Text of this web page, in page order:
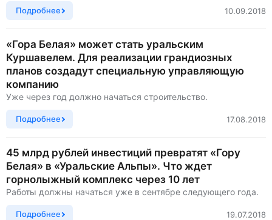
Подробнее 10.09.2018
«Гора Белая» может стать уральским
Куршавелем. Для реализации грандиозных
планов создадут специальную управляющую
компанию
Уже через год должно начаться строительство.
Подробнее 17.08.2018
45 млрд рублей инвестиций превратят «Гору
Белая» в «Уральские Альпы». Что ждет
горнолыжный комплекс через 10 лет
Работы должны начаться уже в сентябре следующего года.
Подробнее 19.07.2018